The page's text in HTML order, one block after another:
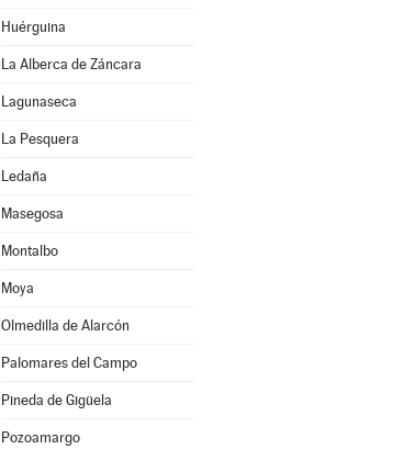
Huérguina
La Alberca de Záncara
Lagunaseca
La Pesquera
Ledaña
Masegosa
Montalbo
Moya
Olmedilla de Alarcón
Palomares del Campo
Pineda de Gigüela
Pozoamargo